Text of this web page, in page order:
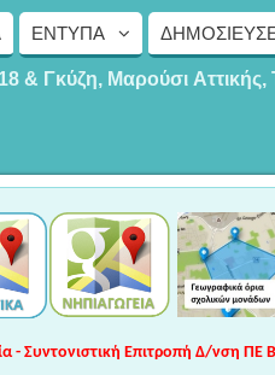
ΈΝΤΥΠΑ
& Γκύζη, Μαρούσι
- Συντονιστική Επιτροπή Δ/νση ΠΕ